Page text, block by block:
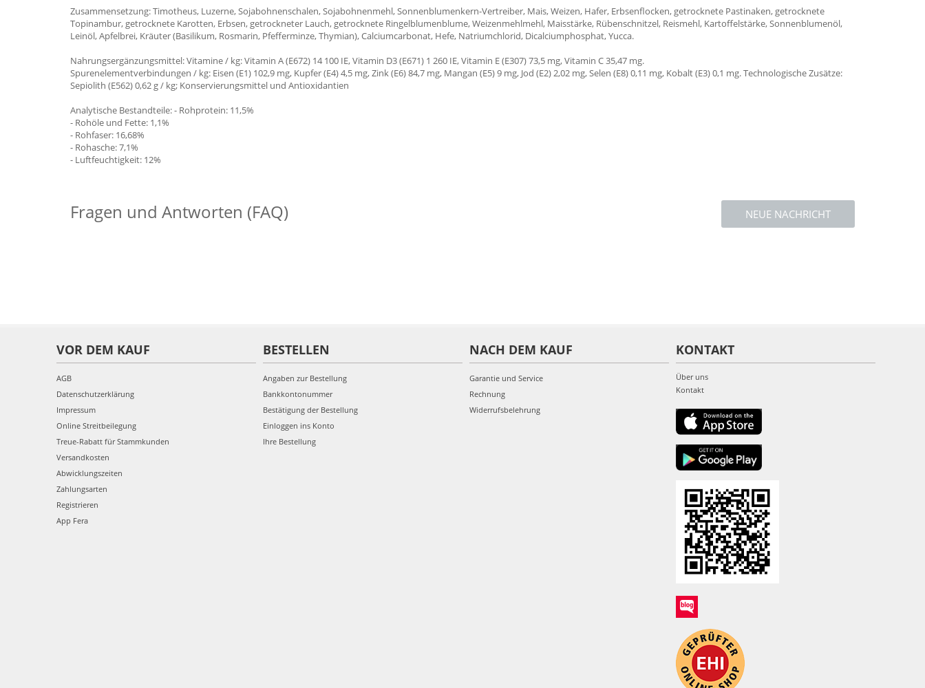
Zusammensetzung: Timotheus, Luzerne, Sojabohnenschalen, Sojabohnenmehl, Sonnenblumenkern-Vertreiber, Mais, Weizen, Hafer, Erbsenflocken, getrocknete Pastinaken, getrocknete
Topinambur, getrocknete Karotten, Erbsen, getrockneter Lauch, getrocknete Ringelblumenblume, Weizenmehlmehl, Maisstärke, Rübenschnitzel, Reismehl, Kartoffelstärke, Sonnenblumenöl,
Leinöl, Apfelbrei, Kräuter (Basilikum, Rosmarin, Pfefferminze, Thymian), Calciumcarbonat, Hefe, Natriumchlorid, Dicalciumphosphat, Yucca.
Nahrungsergänzungsmittel: Vitamine / kg: Vitamin A (E672) 14 100 IE, Vitamin D3 (E671) 1 260 IE, Vitamin E (E307) 73,5 mg, Vitamin C 35,47 mg.
Spurenelementverbindungen / kg: Eisen (E1) 102,9 mg, Kupfer (E4) 4,5 mg, Zink (E6) 84,7 mg, Mangan (E5) 9 mg, Jod (E2) 2,02 mg, Selen (E8) 0,11 mg, Kobalt (E3) 0,1 mg. Technologische Zusätze:
Sepiolith (E562) 0,62 g / kg; Konservierungsmittel und Antioxidantien
Analytische Bestandteile: - Rohprotein: 11,5%
- Rohöle und Fette: 1,1%
- Rohfaser: 16,68%
- Rohasche: 7,1%
- Luftfeuchtigkeit: 12%
NEUE NACHRICHT
Fragen und Antworten (FAQ)
VOR DEM KAUF
AGB
Datenschutzerklärung
Impressum
Online Streitbeilegung
Treue-Rabatt für Stammkunden
Versandkosten
Abwicklungszeiten
Zahlungsarten
Registrieren
App Fera
BESTELLEN
Angaben zur Bestellung
Bankkontonummer
Bestätigung der Bestellung
Einloggen ins Konto
Ihre Bestellung
NACH DEM KAUF
Garantie und Service
Rechnung
Widerrufsbelehrung
KONTAKT
Über uns
Kontakt